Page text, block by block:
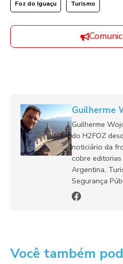
Foz do Iguaçu Turismo
Guilherme
Guilherme
do H2FOZ
noticiário da
cobre
Argentina,
Segurança
Você também